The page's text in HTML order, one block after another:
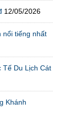
12/05/2026
nổi tiếng nhất
Tế Du Lịch Cát
Khánh